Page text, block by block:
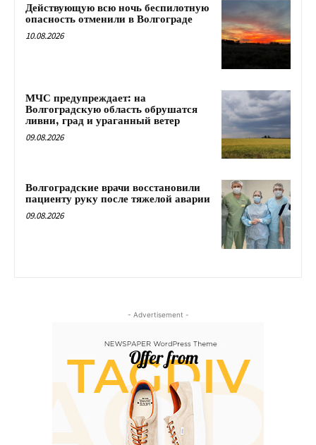
Действующую всю ночь беспилотную
опасность отменили в Волгограде
10.08.2026
МЧС предупреждает: на
Волгоградскую область обрушатся
ливни, град и ураганный ветер
09.08.2026
Волгоградские врачи восстановили
пациенту руку после тяжелой аварии
09.08.2026
- Advertisement -